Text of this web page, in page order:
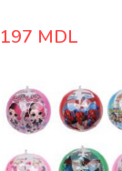
197 MDL